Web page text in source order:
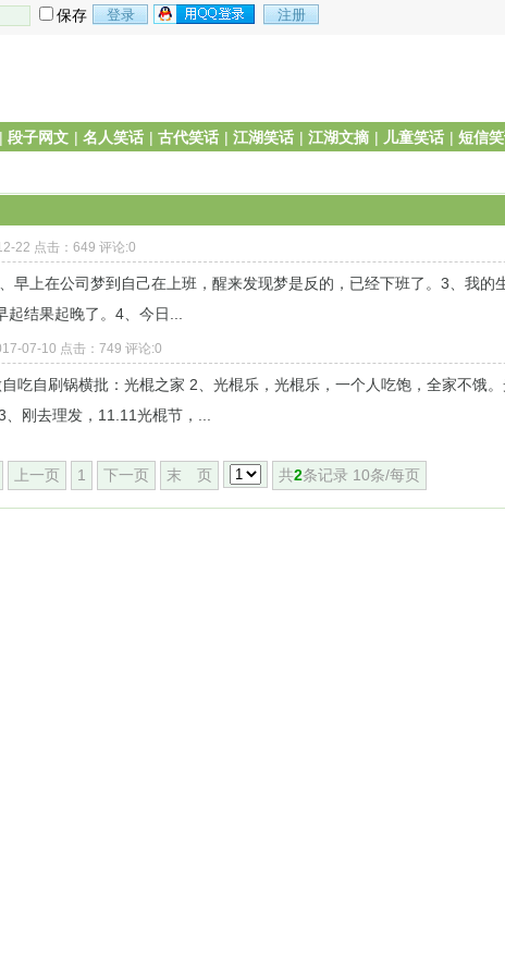
保存
| 段子网文 | 名人笑话 | 古代笑话 | 江湖笑话 | 江湖文摘 | 儿童笑话 | 短信
22 点击：649 评论:0
早上在公司梦到自己在上班，醒来发现梦是反的，已经下班了。3、我的
结果起晚了。4、今日...
07-10 点击：749 评论:0
吃自刷锅横批：光棍之家 2、光棍乐，光棍乐，一个人吃饱，全家不饿
刚去理发，11.11光棍节，...
上一页 1 下一页 末 页 共2条记录 10条/每页